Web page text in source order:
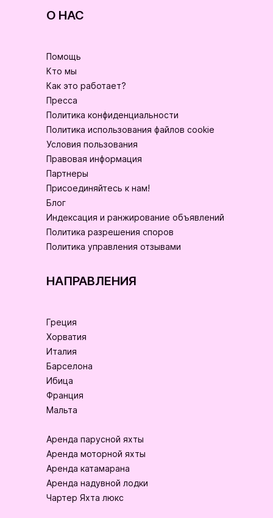
О НАС
Помощь
Кто мы
Как это работает?
Пресса
Политика конфиденциальности
Политика использования файлов cookie
Условия пользования
Правовая информация
Партнеры
Присоединяйтесь к нам!
Блог
Индексация и ранжирование объявлений
Политика разрешения споров
Политика управления отзывами
НАПРАВЛЕНИЯ
Греция
Хорватия
Италия
Барселона
Ибица
Франция
Мальта
Аренда парусной яхты
Аренда моторной яхты
Аренда катамарана
Аренда надувной лодки
Чартер Яхта люкс